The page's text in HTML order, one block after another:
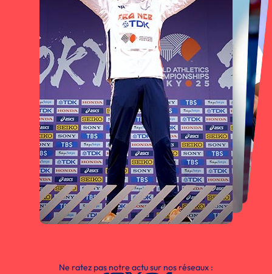
Ne ratez pas notre actu sur nos réseaux :